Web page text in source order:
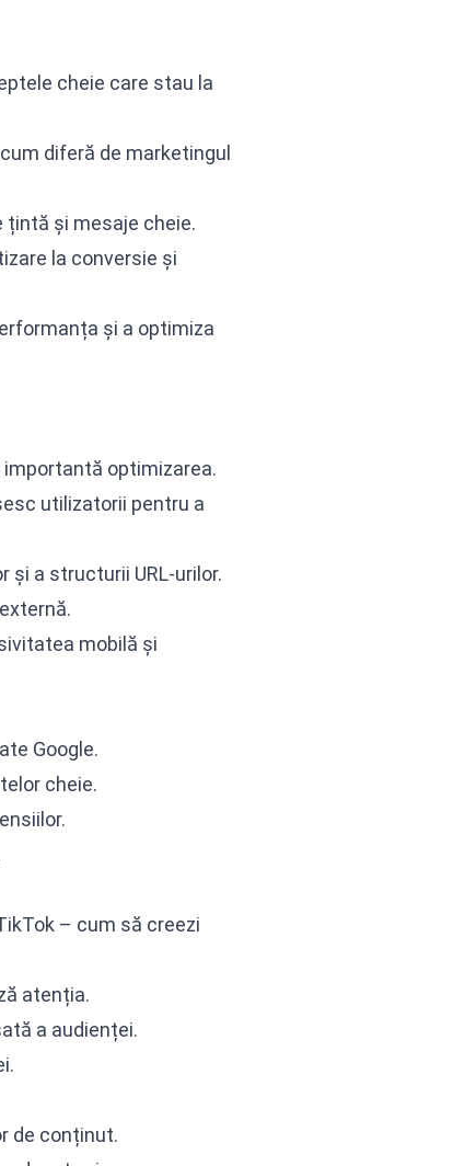
cheie care stau la
diferă de marketingul
țintă și mesaje cheie.
la conversie și
și a optimiza
optimizarea.
utilizatorii pentru a
și a structurii URL-urilor.
mobilă și
Google.
cheie.
– cum să creezi
atenția.
a audienței.
de conținut.